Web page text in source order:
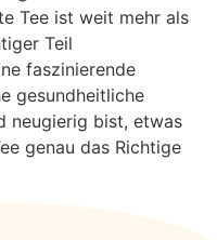
Tee ist weit mehr als
Teil
faszinierende
gesundheitliche
neugierig bist, etwas
genau das Richtige